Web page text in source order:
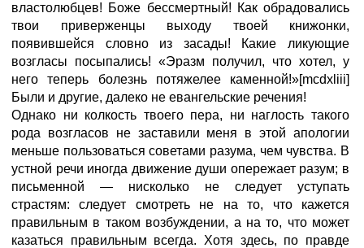
властолюбцев! Боже бессмертный! Как обрадовались
твои приверженцы выходу твоей книжонки,
появившейся словно из засады! Какие ликующие
возгласы посыпались! «Эразм получил, что хотел, у
него теперь болезнь потяжелее каменной!»[mcdxliii]
Были и другие, далеко не евангельские речения!
Однако ни колкость твоего пера, ни наглость такого
рода возгласов не заставили меня в этой апологии
меньше пользоваться советами разума, чем чувства. В
устной речи иногда движение души опережает разум; в
письменной — нисколько не следует уступать
страстям: следует смотреть не на то, что кажется
правильным в таком возбуждении, а на то, что может
казаться правильным всегда. Хотя здесь, по правде